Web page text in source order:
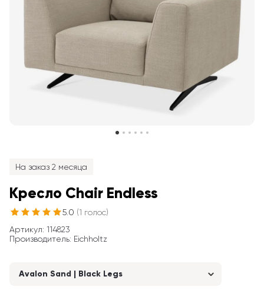
На заказ 2 месяца
Кресло Chair Endless
5.0 (1 голос)
Артикул: 114823
Производитель: Eichholtz
Avalon Sand | Black Legs